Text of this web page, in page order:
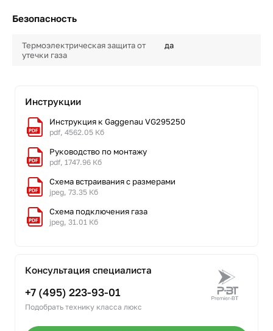
Безопасность
Термоэлектрическая защита от
утечки газа
да
Инструкции
Инструкция к Gaggenau VG295250
pdf, 4562.05 Кб
Руководство по монтажу
pdf, 1747.96 Кб
Схема встраивания с размерами
jpeg, 73.35 Кб
Схема подключения газа
jpeg, 31.01 Кб
Консультация специалиста
+7 (495) 223-93-01
Подобрать технику класса люкс